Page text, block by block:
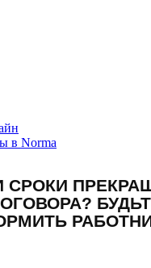
СРОКИ